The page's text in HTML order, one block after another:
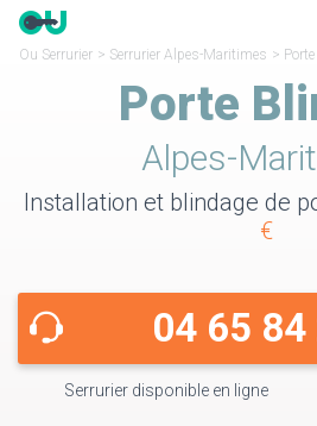
Ou Serrurier > Serrurier Alpes-Maritimes >
Porte
Alpes-
Installation et blindage de
€
04 65 84
Serrurier disponible en ligne